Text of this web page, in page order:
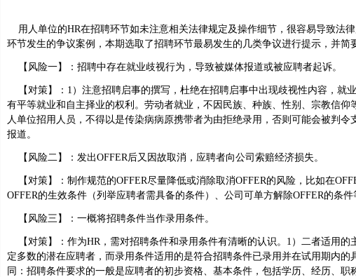
用人单位的HR在招聘环节如未注意相关法律规定及操作细节，很容易导致法
环节发生的争议案例，本期选取了招聘环节最易发生的几类争议进行提示，并简
【风险一】：招聘中存在就业歧视行为，导致被媒体报道或被应聘者起诉。
【对策】： 1 ）注意招聘启事的撰写，杜绝在招聘启事中出现歧视性内容，就
有平等就业和自主择业的权利。劳动者就业，不因民族、种族、性别、宗教信仰
人单位招用人员，不得以是传染病病原携带者为由拒绝录用，否则可能会被判令
报道。
【风险二】：发出OFFER 后又因故取消，应聘者向公司索赔经济损失。
【对策】：制作规范的OFFER尽量降低或消除取消OFFER的风险，比如在
OFFER的生效条件（列举应聘者需具备的条件）、公司可单方解除OFFER的条件
【风险三】：一概将招聘条件当作录用条件。
【对策】：作为HR ，需对招聘条件和录用条件有清晰的认识。 1 ）二者适用的
定多数的潜在应聘者，而录用条件适用的是符合招聘条件已录用并在试用期内的
同：招聘条件要求的一般是应聘者的初步资格、基本条件，包括学历、经历、职